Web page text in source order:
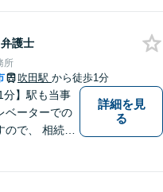
弁護士
所
吹田駅 から徒歩1分
分】駅も当事
ベーターでの
で、 相続の
詳細を見
る